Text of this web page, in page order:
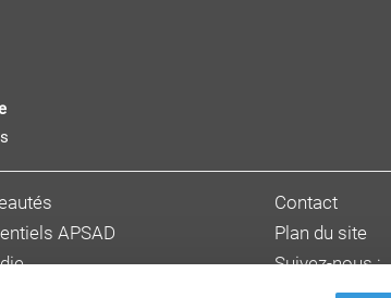
APSAD
Contact
Plan du site
Suivez-nous :